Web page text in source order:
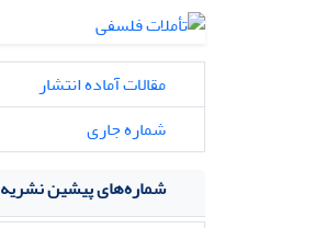
مقالات آماده انتشار
شماره جاری
شماره‌های پیشین نشریه